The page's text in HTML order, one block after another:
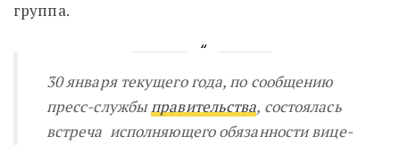
группа.
30 января текущего года, по сообщению
пресс-службыправительства, состоялась
встреча исполняющего обязанности вице-